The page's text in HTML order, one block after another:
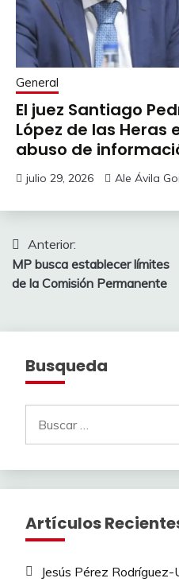
General
El juez Santiago
López de las Heras
abuso de
julio 29, 2026 Ale Ávila
Navegación
de
Anterior:
MP busca establecer límites
de la Comisión Permanente
Busqueda
Artículos
Jesús Pérez